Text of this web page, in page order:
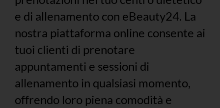
e di allenamento con eBeauty24. La
nostra piattaforma online consente ai
tuoi clienti di prenotare
appuntamenti e sessioni di
allenamento in qualsiasi momento,
offrendo loro piena comodità e